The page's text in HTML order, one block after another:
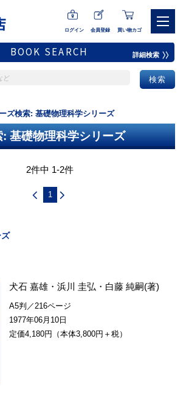
ログイン 会員登録 買い物カゴ
BOOK SEARCH 詳細検索
ズ検索: 基礎物理科学シリーズ
基礎物理科学シリーズ
2件中 1-2件
1
犬石 嘉雄 ・浜川 圭弘 ・ 白藤 純嗣(著)
A5判／216ページ
1977年06月10日
定価4,180円（本体3,800円＋税）